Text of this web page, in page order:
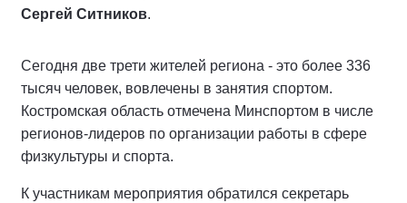
Сергей Ситников.
Сегодня две трети жителей региона - это более 336
тысяч человек, вовлечены в занятия спортом.
Костромская область отмечена Минспортом в числе
регионов-лидеров по организации работы в сфере
физкультуры и спорта.
К участникам мероприятия обратился секретарь